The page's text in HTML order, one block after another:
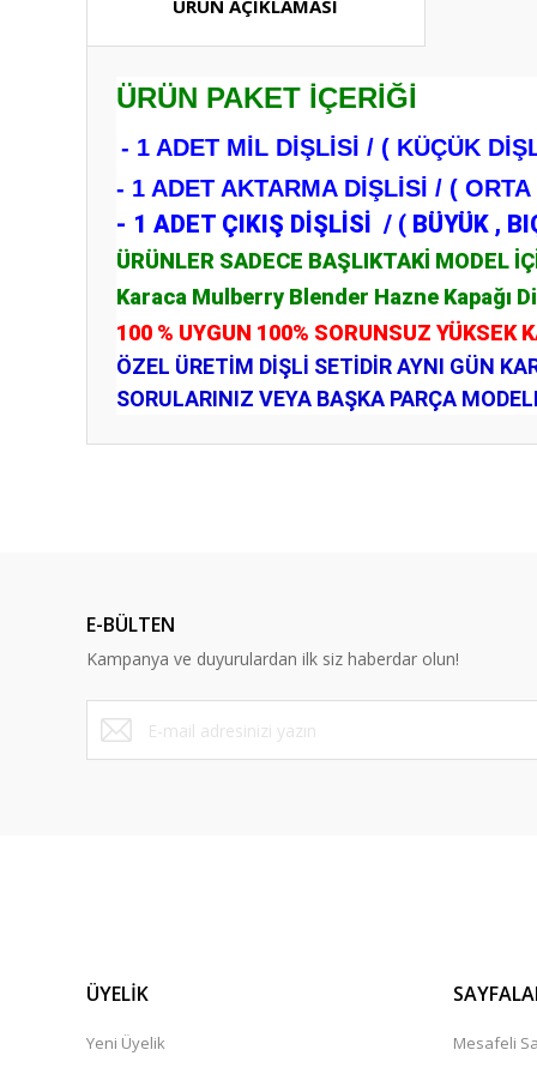
ÜRÜN AÇIKLAMASI
ÜRÜN PAKET İÇERİĞİ
- 1 ADET MİL DİŞLİSİ / ( KÜÇÜK
- 1 ADET AKTARMA DİŞLİSİ / ( ORTA
- 1 ADET ÇIKIŞ DİŞLİSİ / ( BÜYÜK ,
ÜRÜNLER SADECE BAŞLIKTAKİ MODEL
Karaca Mulberry Blender Hazne Kapağı
100 % UYGUN 100% SORUNSUZ YÜKSEK
ÖZEL ÜRETİM DİŞLİ SETİDİR AYNI GÜN
SORULARINIZ VEYA BAŞKA PARÇA
Ürün bilgilerinde hatalar bulunuyor.
Ürün fiyatı diğer sitelerden daha pahalı.
Bu ürüne benzer farklı alternatifler olmalı.
E-BÜLTEN
Kampanya ve duyurulardan ilk siz haberdar olun!
ÜYELİK
Yeni Üyelik Mesafeli